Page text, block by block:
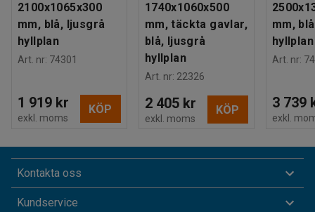
2100x1065x300
mm, blå, ljusgrå
hyllplan
Art. nr: 74301
1 919 kr
exkl. moms
KÖP
1740x1060x500
mm, täckta gavlar,
blå, ljusgrå
hyllplan
Art. nr: 22326
2 405 kr
exkl. moms
KÖP
mm,
hyllplan
Art. nr:
3 739
exkl.
Kontakta oss
Kundservice